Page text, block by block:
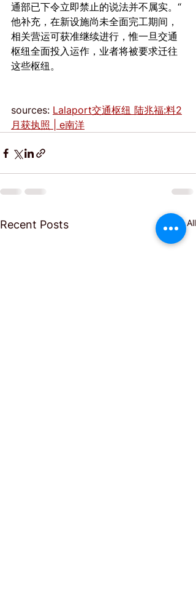
通部已下令立即禁止的说法并不属实。“
他补充，在新设施尚未全面完工期间，
相关营运可获准继续进行，惟一旦交通
枢纽全面投入运作，业者将被要求迁往
这些枢纽。
sources: Lalaport交通枢纽 陆兆福:料2
月获执照 | e南洋
Recent Posts See All